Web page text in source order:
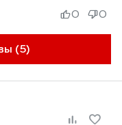
(5)
0 0